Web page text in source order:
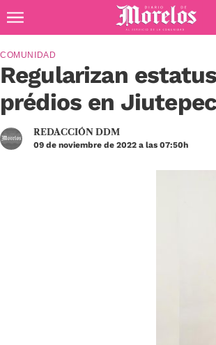
Diario de Morelos
Regularizan
prédios en Jiutepec
COMUNIDAD
REDACCIÓN DDM
09 de noviembre de 2022 a las 07:50h